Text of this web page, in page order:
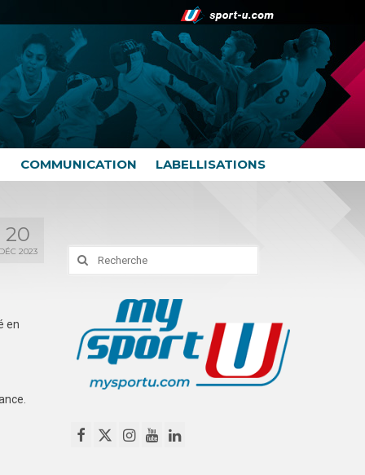
COMMUNICATION LABELLISATIONS
20
DÉC 2023
en
Rechercher